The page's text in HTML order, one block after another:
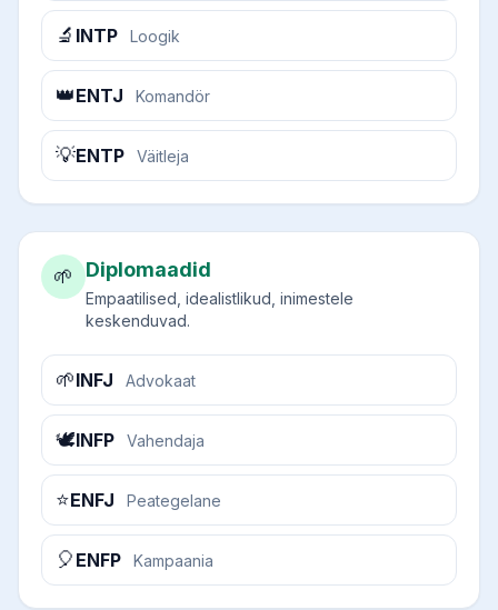
🔬 INTP Loogik
👑ENTJ Komandör
💡ENTP Väitleja
🌱 Diplomaadid
Empaatilised, idealistlikud, inimestele
keskenduvad.
🌱INFJ Advokaat
🕊️INFP Vahendaja
⭐ENFJ Peategelane
🎈 ENFP Kampaania